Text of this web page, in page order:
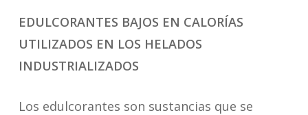
EDULCORANTES BAJOS EN CALORÍAS
UTILIZADOS EN LOS HELADOS
INDUSTRIALIZADOS
Los edulcorantes son sustancias que se